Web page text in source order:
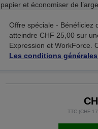
papier et économiser de
Offre spéciale - Bénéficiez
atteindre CHF 25,00 sur
Expression et WorkForce.
Les conditions
TTC (CHF